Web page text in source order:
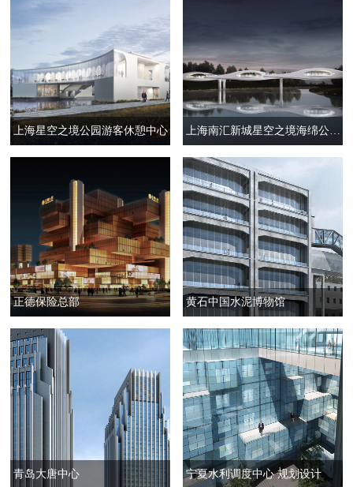
上海星空之境公园游客休憩中心 上海南汇新城星空之境海绵公园“长河晓星”人行桥
正德保险总部 黄石中国水泥博物馆
青岛大唐中心 宁夏水利调度中心 规划设计